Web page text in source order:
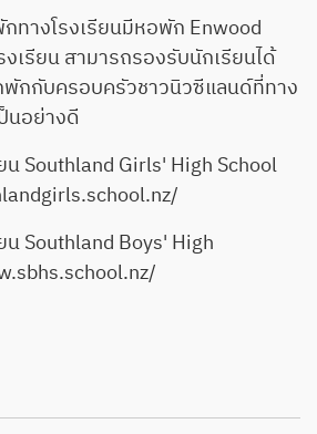
งโรงเรียนมีหอพัก Enwood
เรียน สามารถรองรับนักเรียนได้
พักกับครอบครัวชาวนิวซีแลนด์ที่ทาง
นอย่างดี
น Southland Girls' High School
น Southland Boys' High